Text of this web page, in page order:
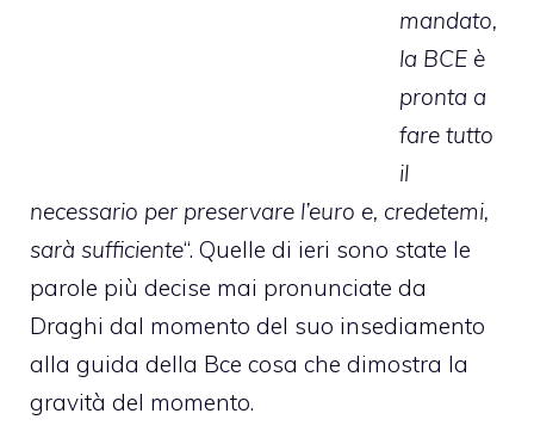
mandato,
la BCE è
pronta a
fare tutto
il
necessario per preservare l’euro e, credetemi,
sarà sufficiente“. Quelle di ieri sono state le
parole più decise mai pronunciate da
Draghi dal momento del suo insediamento
alla guida della Bce cosa che dimostra la
gravità del momento.